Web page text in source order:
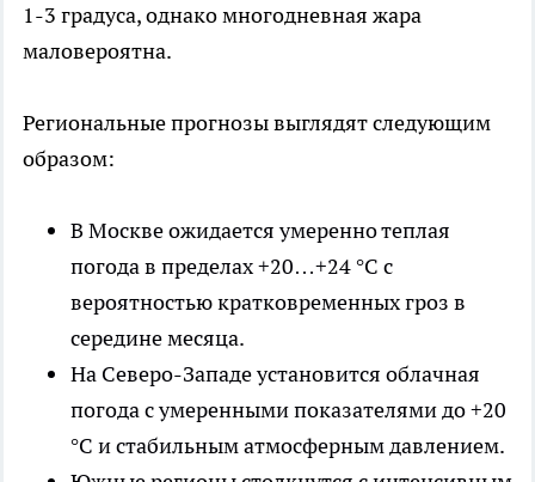
1-3 градуса, однако многодневная жара
маловероятна.
Региональные прогнозы выглядят следующим
образом:
В Москве ожидается умеренно теплая
погода в пределах +20…+24 °C с
вероятностью кратковременных гроз в
середине месяца.
На Северо-Западе установится облачная
погода с умеренными показателями до +20
°C и стабильным атмосферным давлением.